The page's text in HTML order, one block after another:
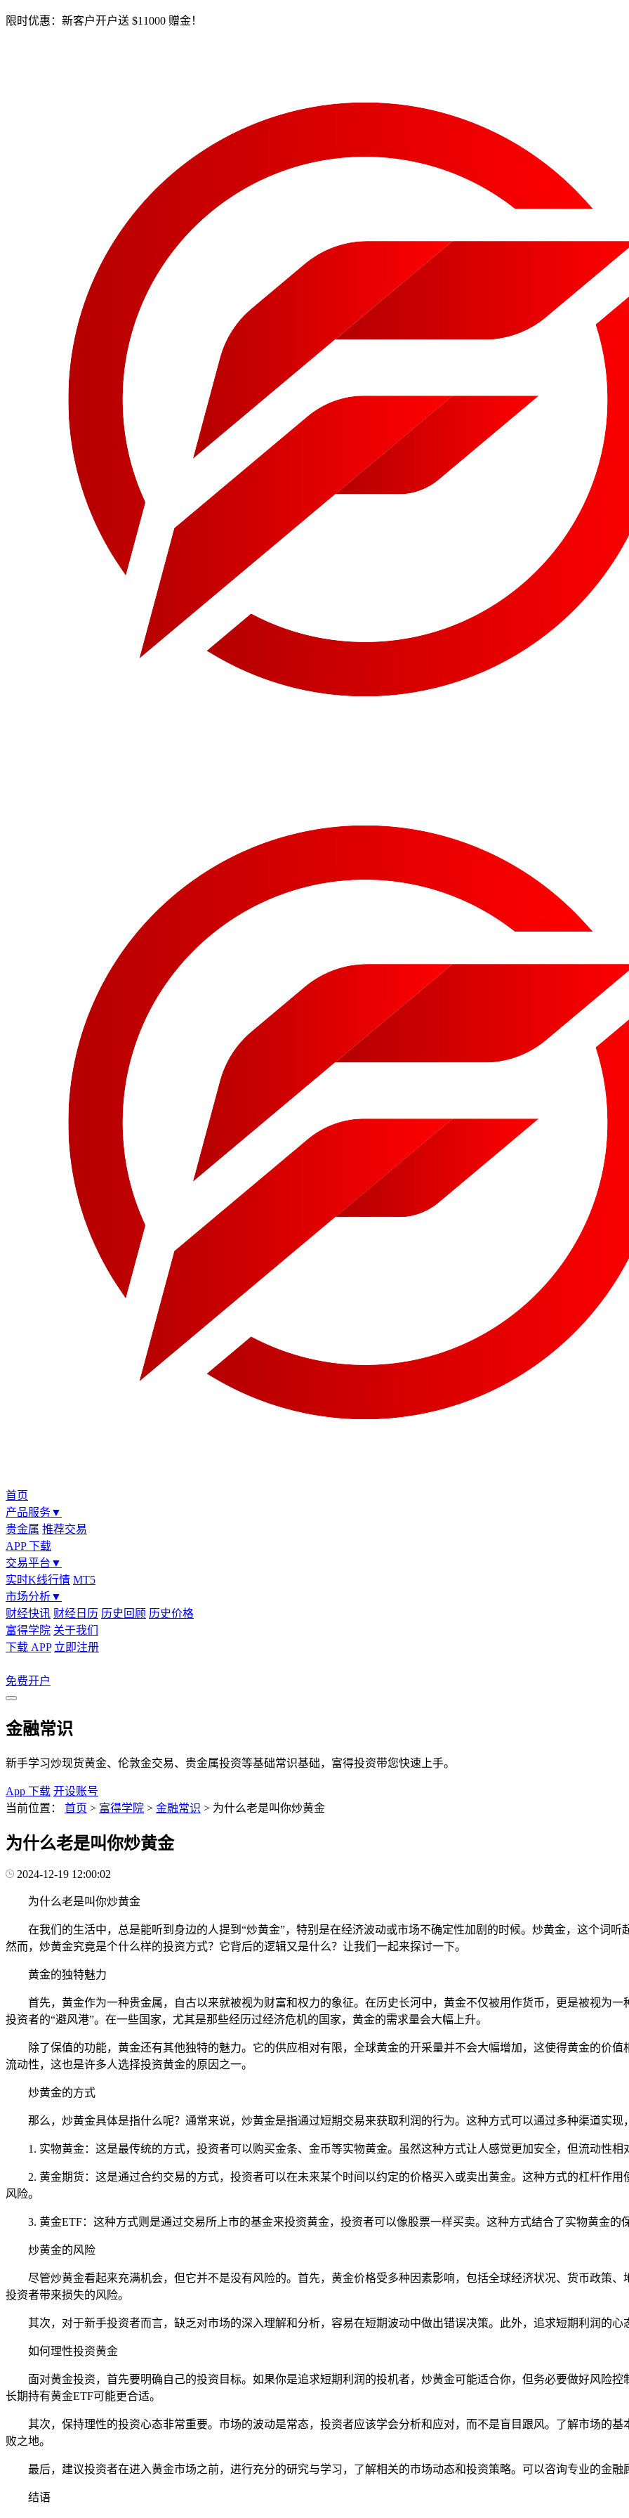
限时优惠：新客户开户送 $11000 赠金！
首页
产品服务▼
贵金属 推荐交易
APP 下载
交易平台 ▼
实时K线行情 MT5
市场分析▼
财经快讯 财经日历 历史回顾 历史价格
富得学院 关于我们
下载 APP 立即注册
免费开户
金融常识
新手学习炒现货黄金、伦敦金交易、贵金属投资等基础常识基础，富得投资带您快速上手。
App 下载 开设账号
当前位置：
首页 > 富得学院 > 金融常识 > 为什么老是叫你炒黄金
为什么老是叫你炒黄金
2024-12-19 12:00:02
为什么老是叫你炒黄金
在我们的生活中，总是能听到身边的人提到“炒黄金”，特别是在经济波动或市场不确定性加剧的时候。炒黄金，这个词听
然而，炒黄金究竟是个什么样的投资方式？它背后的逻辑又是什么？让我们一起来探讨一下。
黄金的独特魅力
首先，黄金作为一种贵金属，自古以来就被视为财富和权力的象征。在历史长河中，黄金不仅被用作货币，更是被视为
投资者的“避风港”。在一些国家，尤其是那些经历过经济危机的国家，黄金的需求量会大幅上升。
除了保值的功能，黄金还有其他独特的魅力。它的供应相对有限，全球黄金的开采量并不会大幅增加，这使得黄金的价
流动性，这也是许多人选择投资黄金的原因之一。
炒黄金的方式
那么，炒黄金具体是指什么呢？通常来说，炒黄金是指通过短期交易来获取利润的行为。这种方式可以通过多种渠道实现
1. 实物黄金：这是最传统的方式，投资者可以购买金条、金币等实物黄金。虽然这种方式让人感觉更加安全，但流动性相
2. 黄金期货：这是通过合约交易的方式，投资者可以在未来某个时间以约定的价格买入或卖出黄金。这种方式的杠杆作
风险。
3. 黄金ETF：这种方式则是通过交易所上市的基金来投资黄金，投资者可以像股票一样买卖。这种方式结合了实物黄金的
炒黄金的风险
尽管炒黄金看起来充满机会，但它并不是没有风险的。首先，黄金价格受多种因素影响，包括全球经济状况、货币政策
投资者带来损失的风险。
其次，对于新手投资者而言，缺乏对市场的深入理解和分析，容易在短期波动中做出错误决策。此外，追求短期利润的心
如何理性投资黄金
面对黄金投资，首先要明确自己的投资目标。如果你是追求短期利润的投机者，炒黄金可能适合你，但务必要做好风险
长期持有黄金ETF可能更合适。
其次，保持理性的投资心态非常重要。市场的波动是常态，投资者应该学会分析和应对，而不是盲目跟风。了解市场的
败之地。
最后，建议投资者在进入黄金市场之前，进行充分的研究与学习，了解相关的市场动态和投资策略。可以咨询专业的金融
结语